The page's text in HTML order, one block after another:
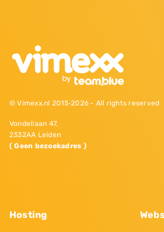
© Vimexx.nl 2015‐2026 - All rights reserved
Vondellaan 47,
2332AA Leiden
( Geen bezoekadres )
Hosting